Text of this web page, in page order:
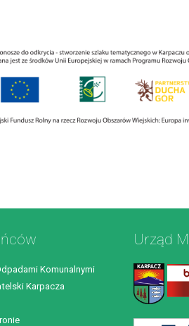
Komunalnymi
Karpacza
Urząd